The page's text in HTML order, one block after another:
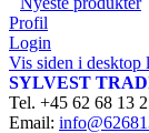
Profil
Login
Vis siden i desktop
SYLVEST
Tel. +45 62 68 13
Email: